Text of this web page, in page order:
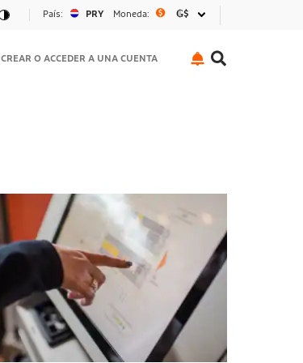
País: PRY Moneda: ₲$
CREAR O ACCEDER A UNA CUENTA